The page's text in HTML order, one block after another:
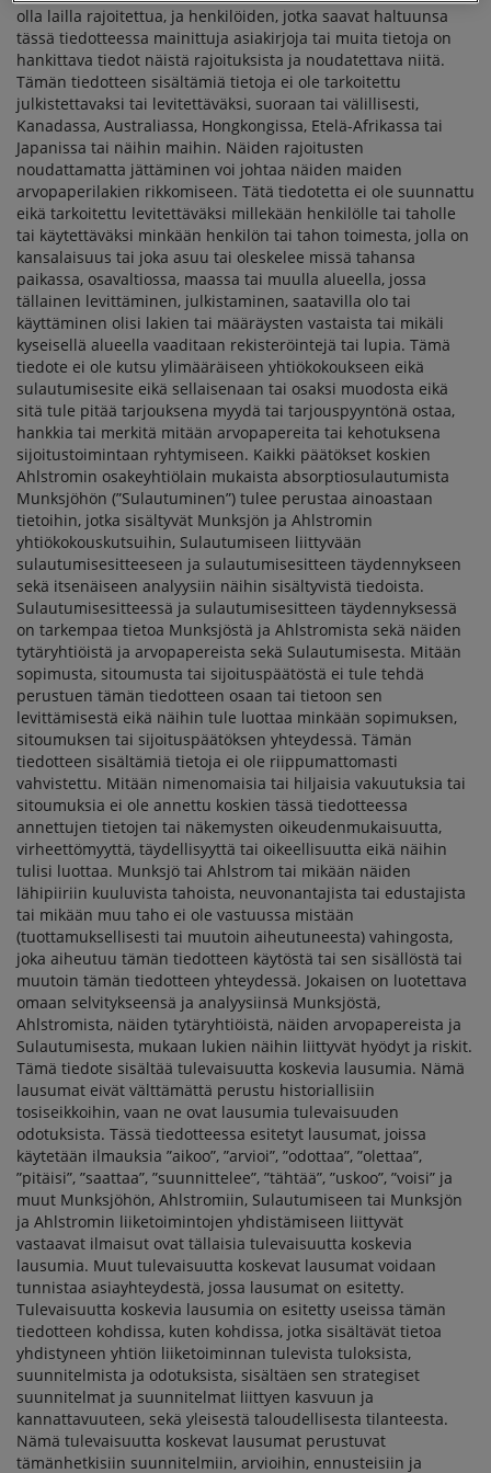
olla lailla rajoitettua, ja henkilöiden, jotka saavat haltuunsa
tässä tiedotteessa mainittuja asiakirjoja tai muita tietoja on
hankittava tiedot näistä rajoituksista ja noudatettava niitä.
Tämän tiedotteen sisältämiä tietoja ei ole tarkoitettu
julkistettavaksi tai levitettäväksi, suoraan tai välillisesti,
Kanadassa, Australiassa, Hongkongissa, Etelä-Afrikassa tai
Japanissa tai näihin maihin. Näiden rajoitusten
noudattamatta jättäminen voi johtaa näiden maiden
arvopaperilakien rikkomiseen. Tätä tiedotetta ei ole suunnattu
eikä tarkoitettu levitettäväksi millekään henkilölle tai taholle
tai käytettäväksi minkään henkilön tai tahon toimesta, jolla on
kansalaisuus tai joka asuu tai oleskelee missä tahansa
paikassa, osavaltiossa, maassa tai muulla alueella, jossa
tällainen levittäminen, julkistaminen, saatavilla olo tai
käyttäminen olisi lakien tai määräysten vastaista tai mikäli
kyseisellä alueella vaaditaan rekisteröintejä tai lupia. Tämä
tiedote ei ole kutsu ylimääräiseen yhtiökokoukseen eikä
sulautumisesite eikä sellaisenaan tai osaksi muodosta eikä
sitä tule pitää tarjouksena myydä tai tarjouspyyntönä ostaa,
hankkia tai merkitä mitään arvopapereita tai kehotuksena
sijoitustoimintaan ryhtymiseen. Kaikki päätökset koskien
Ahlstromin osakeyhtiölain mukaista absorptiosulautumista
Munksjöhön (”Sulautuminen”) tulee perustaa ainoastaan
tietoihin, jotka sisältyvät Munksjön ja Ahlstromin
yhtiökokouskutsuihin, Sulautumiseen liittyvään
sulautumisesitteeseen ja sulautumisesitteen täydennykseen
sekä itsenäiseen analyysiin näihin sisältyvistä tiedoista.
Sulautumisesitteessä ja sulautumisesitteen täydennyksessä
on tarkempaa tietoa Munksjöstä ja Ahlstromista sekä näiden
tytäryhtiöistä ja arvopapereista sekä Sulautumisesta. Mitään
sopimusta, sitoumusta tai sijoituspäätöstä ei tule tehdä
perustuen tämän tiedotteen osaan tai tietoon sen
levittämisestä eikä näihin tule luottaa minkään sopimuksen,
sitoumuksen tai sijoituspäätöksen yhteydessä. Tämän
tiedotteen sisältämiä tietoja ei ole riippumattomasti
vahvistettu. Mitään nimenomaisia tai hiljaisia vakuutuksia tai
sitoumuksia ei ole annettu koskien tässä tiedotteessa
annettujen tietojen tai näkemysten oikeudenmukaisuutta,
virheettömyyttä, täydellisyyttä tai oikeellisuutta eikä näihin
tulisi luottaa. Munksjö tai Ahlstrom tai mikään näiden
lähipiiriin kuuluvista tahoista, neuvonantajista tai edustajista
tai mikään muu taho ei ole vastuussa mistään
(tuottamuksellisesti tai muutoin aiheutuneesta) vahingosta,
joka aiheutuu tämän tiedotteen käytöstä tai sen sisällöstä tai
muutoin tämän tiedotteen yhteydessä. Jokaisen on luotettava
omaan selvitykseensä ja analyysiinsä Munksjöstä,
Ahlstromista, näiden tytäryhtiöistä, näiden arvopapereista ja
Sulautumisesta, mukaan lukien näihin liittyvät hyödyt ja riskit.
Tämä tiedote sisältää tulevaisuutta koskevia lausumia. Nämä
lausumat eivät välttämättä perustu historiallisiin
tosiseikkoihin, vaan ne ovat lausumia tulevaisuuden
odotuksista. Tässä tiedotteessa esitetyt lausumat, joissa
käytetään ilmauksia ”aikoo”, ”arvioi”, ”odottaa”, ”olettaa”,
”pitäisi”, ”saattaa”, ”suunnittelee”, ”tähtää”, ”uskoo”, ”voisi” ja
muut Munksjöhön, Ahlstromiin, Sulautumiseen tai Munksjön
ja Ahlstromin liiketoimintojen yhdistämiseen liittyvät
vastaavat ilmaisut ovat tällaisia tulevaisuutta koskevia
lausumia. Muut tulevaisuutta koskevat lausumat voidaan
tunnistaa asiayhteydestä, jossa lausumat on esitetty.
Tulevaisuutta koskevia lausumia on esitetty useissa tämän
tiedotteen kohdissa, kuten kohdissa, jotka sisältävät tietoa
yhdistyneen yhtiön liiketoiminnan tulevista tuloksista,
suunnitelmista ja odotuksista, sisältäen sen strategiset
suunnitelmat ja suunnitelmat liittyen kasvuun ja
kannattavuuteen, sekä yleisestä taloudellisesta tilanteesta.
Nämä tulevaisuutta koskevat lausumat perustuvat
tämänhetkisiin suunnitelmiin, arvioihin, ennusteisiin ja